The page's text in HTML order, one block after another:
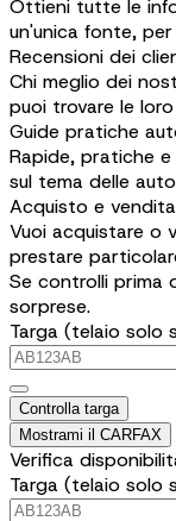
Ottieni tutte le
un'unica fonte,
Recensioni dei
Chi meglio dei
puoi trovare le loro
Guide pratiche
Rapide, pratiche
sul tema delle
Acquisto e vendita
Vuoi acquistare o
prestare
Se controlli prima
sorprese.
Targa (telaio solo
Controlla targa
Mostrami il CARFAX
Verifica
Targa (telaio solo